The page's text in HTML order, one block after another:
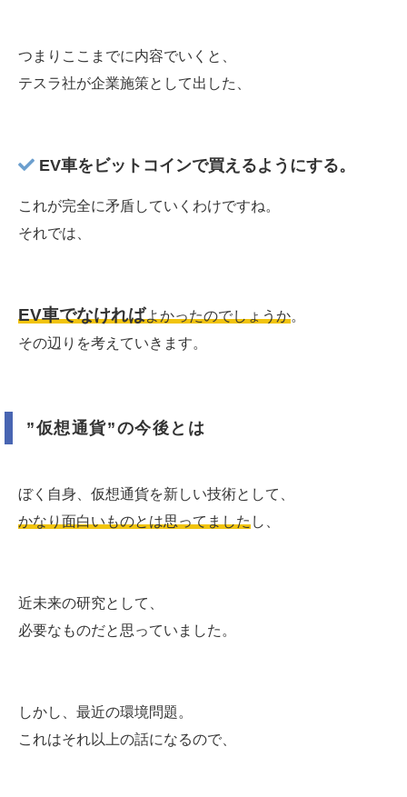
つまりここまでに内容でいくと、
テスラ社が企業施策として出した、
EV車をビットコインで買えるようにする。
これが完全に矛盾していくわけですね。
それでは、
EV車でなければよかったのでしょうか。
その辺りを考えていきます。
”仮想通貨”の今後とは
ぼく自身、仮想通貨を新しい技術として、
かなり面白いものとは思ってましたし、
近未来の研究として、
必要なものだと思っていました。
しかし、最近の環境問題。
これはそれ以上の話になるので、